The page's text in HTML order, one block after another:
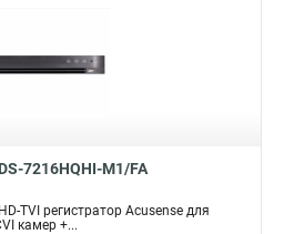
7216HQHI-M1/FA
TVI регистратор Acusense для
камер +...